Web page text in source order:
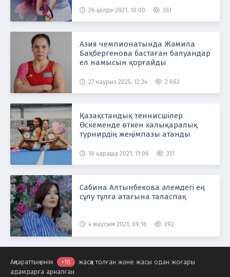
26 шілде 2021, 10:00 261
Азия чемпионатында Жәмила
Бақбергенова бастаған балуандар
ел намысын қорғайды
27 наурыз 2025, 12:34 2 662
Қазақстандық теннисшілер
Өскеменде өткен халықаралық
турнирдің жеңімпазы атанды
16 қараша 2021, 11:06 351
Сабина Алтынбекова әлемдегі ең
сұлу тұлға атағына таласпақ
4 маусым 2021, 09:16 392
Ақпараттық өнім +18
жасқа толған және жасы одан жоғары
адамдарға арналған.